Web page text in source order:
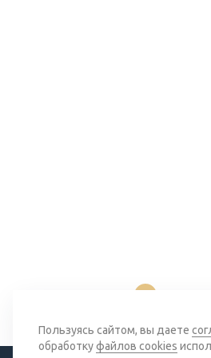
Пользуясь сайтом, вы даете
обработкуфайлов cookies